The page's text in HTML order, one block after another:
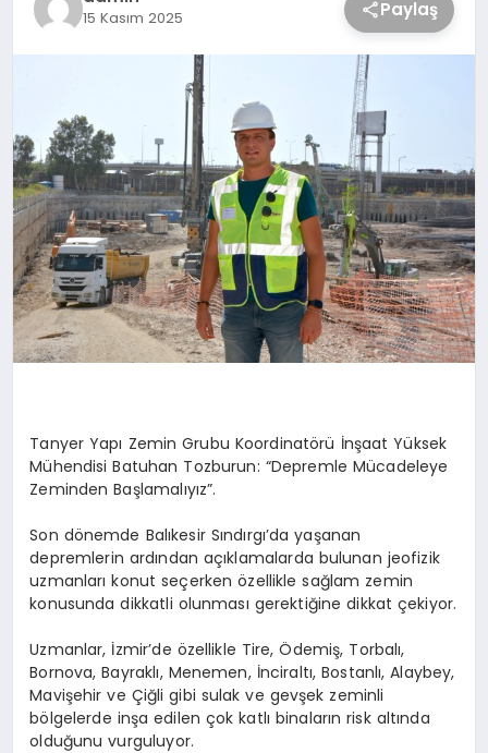
15 Kasım 2025 Paylaş
Tanyer Yapı Zemin Grubu Koordinatöru ̈ İnşaat Yüksek
Mühendisi Batuhan Tozburun: “Depremle Mücadeleye
Zeminden Başlamalıyız”.
Son dönemde Balıkesir Sındırgı’da yaşanan
depremlerin ardından açıklamalarda bulunan jeofizik
uzmanları konut seçerken özellikle sağlam zemin
konusunda dikkatli olunması gerektiğine dikkat çekiyor.
Uzmanlar, İzmir’de özellikle Tire, Ödemiş, Torbalı,
Bornova, Bayraklı, Menemen, İnciraltı, Bostanlı, Alaybey,
Mavişehir ve Çiğli gibi sulak ve gevşek zeminli
bölgelerde inşa edilen çok katlı binaların risk altında
olduğunu vurguluyor.